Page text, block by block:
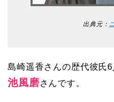
出典元：
島崎遥香さんの歴代彼氏
池風磨さんです。